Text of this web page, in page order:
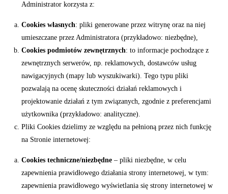
Administrator korzysta z:
Cookies własnych: pliki generowane przez witrynę oraz na niej
umieszczane przez Administratora (przykładowo: niezbędne),
Cookies podmiotów zewnętrznych: to informacje pochodzące z
zewnętrznych serwerów, np. reklamowych, dostawców usług
nawigacyjnych (mapy lub wyszukiwarki). Tego typu pliki
pozwalają na ocenę skuteczności działań reklamowych i
projektowanie działań z tym związanych, zgodnie z preferencjami
użytkownika (przykładowo: analityczne).
Pliki Cookies dzielimy ze względu na pełnioną przez nich funkcję
na Stronie internetowej:
Cookies techniczne/niezbędne – pliki niezbędne, w celu
zapewnienia prawidłowego działania strony internetowej, w tym:
zapewnienia prawidłowego wyświetlania się strony internetowej w